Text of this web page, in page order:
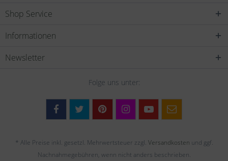
Shop Service
Informationen
Newsletter
Folge uns unter:
* Alle Preise inkl. gesetzl. Mehrwertsteuer zzgl. Versandkosten und ggf.
Nachnahmegebühren, wenn nicht anders beschrieben.